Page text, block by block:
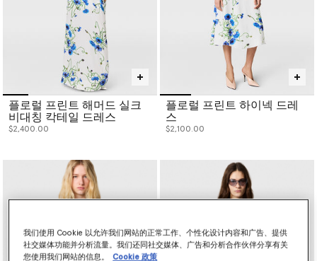
플로럴 프린트 해머드 실크
비대칭 칵테일 드레스
$2,400.00
플로럴 프린트 하이넥 드레
스
$2,100.00
我们使用 Cookie 以允许我们网站的正常工作、个性化设计内容和广告、提供
社交媒体功能并分析流量。我们还同社交媒体、广告和分析合作伙伴分享有关
您使用我们网站的信息。
Cookie 政策